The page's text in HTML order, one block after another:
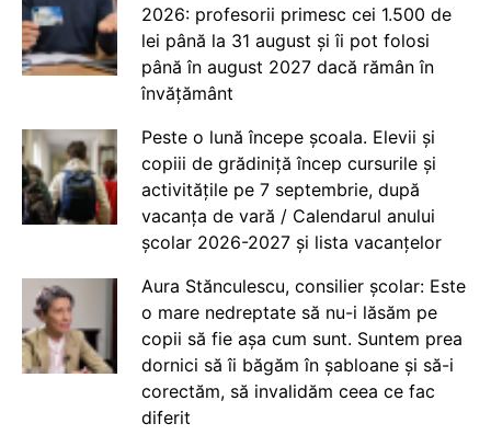
2026: profesorii primesc cei 1.500 de
lei până la 31 august și îi pot folosi
până în august 2027 dacă rămân în
învățământ
Peste o lună începe școala. Elevii și
copiii de grădiniță încep cursurile și
activitățile pe 7 septembrie, după
vacanța de vară / Calendarul anului
școlar 2026-2027 și lista vacanțelor
Aura Stănculescu, consilier școlar: Este
o mare nedreptate să nu-i lăsăm pe
copii să fie așa cum sunt. Suntem prea
dornici să îi băgăm în șabloane și să-i
corectăm, să invalidăm ceea ce fac
diferit